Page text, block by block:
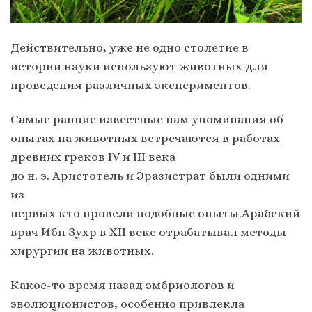
Действительно, уже не одно столетие в
истории науки используют животных для
проведения различных экспериментов.
Самые ранние известные нам упоминания об
опытах на животных встречаются в работах
древних греков IV и III века
до н. э. Аристотель и Эразистрат были одними
из
первых кто провели подобные опыты.Арабский
врач Ибн Зухр в XII веке отрабатывал методы
хирургии на животных.
Какое-то время назад эмбриологов и
эволюционистов, особенно привлекла